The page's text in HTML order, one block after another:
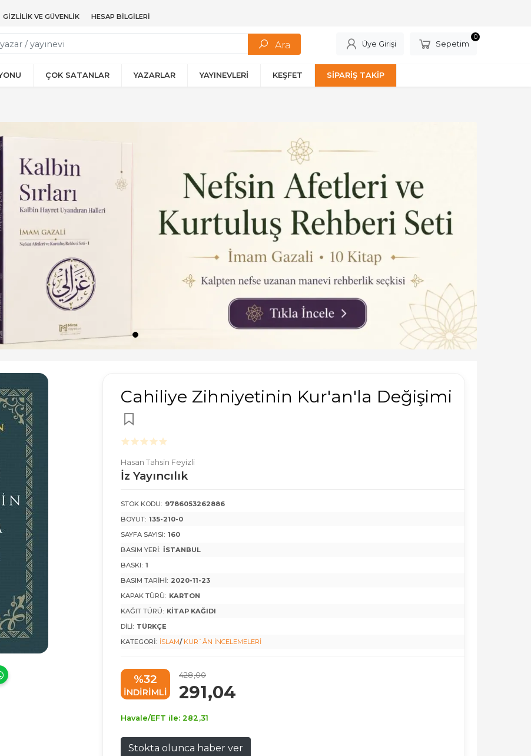
GIZLILIK VE GÜVENLIK HESAP BILGILERI
Üye Girişi Sepetim
0
ÇOK SATANLAR YAZARLAR YAYINEVLERİ KEŞFET SİPARİŞ TAKİP
Cahiliye Zihniyetinin Kur'an'la Değişimi
Hasan Tahsin Feyizli
İz Yayıncılık
STOK KODU: 9786053262886
BOYUT: 135-210-0
SAYFA SAYISI: 160
BASIM YERI: İSTANBUL
BASKI: 1
BASIM TARIHI: 2020-11-23
KAPAK TÜRÜ: KARTON
KAĞIT TÜRÜ: KITAP KAĞIDI
DILI: TÜRKÇE
KATEGORI: İSLAM/ KUR`ÂN İNCELEMELERI
%32
INDIRIMLI
428,00
291,04
Havale/EFT ile: 282 ,31
Stokta olunca haber ver